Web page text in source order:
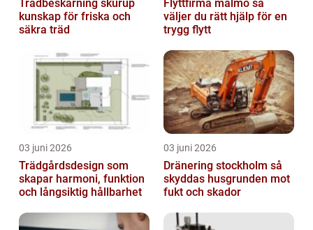
Trädbeskärning skurup
kunskap för friska och
säkra träd
Flyttfirma malmö så
väljer du rätt hjälp för en
trygg flytt
03 juni 2026
Trädgårdsdesign som
skapar harmoni, funktion
och långsiktig hållbarhet
03 juni 2026
Dränering stockholm så
skyddas husgrunden mot
fukt och skador